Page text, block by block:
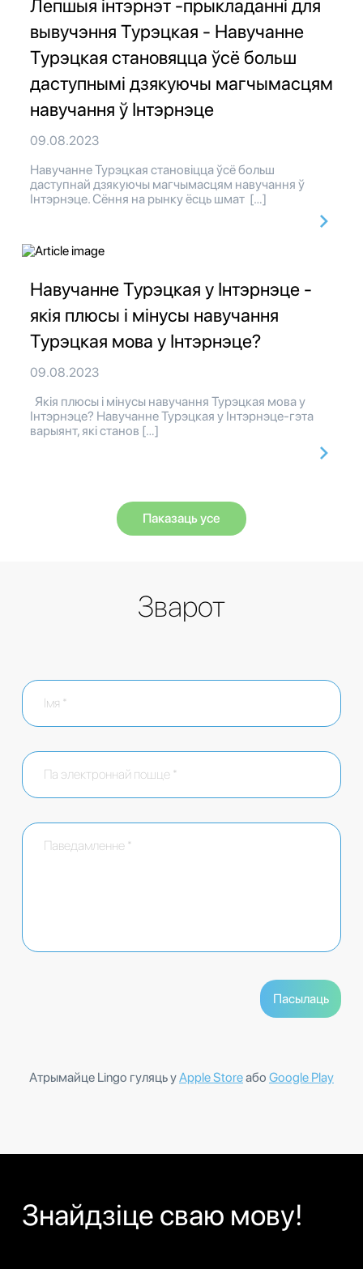
Лепшыя інтэрнэт -прыкладанні для
вывучэння Турэцкая - Навучанне
Турэцкая становяцца ўсё больш
даступнымі дзякуючы магчымасцям
навучання ў Інтэрнэце
09.08.2023
Навучанне Турэцкая становіцца ўсё больш
даступнай дзякуючы магчымасцям навучання ў
Інтэрнэце. Сёння на рынку ёсць шмат […]
Навучанне Турэцкая у Інтэрнэце -
якія плюсы і мінусы навучання
Турэцкая мова у Інтэрнэце?
09.08.2023
Якія плюсы і мінусы навучання Турэцкая мова у
Інтэрнэце? Навучанне Турэцкая у Інтэрнэце-гэта
варыянт, які станов […]
Паказаць усе
Зварот
Атрымайце Lingo гуляць уApple Storeабо Google Play
Знайдзіце сваю мову!